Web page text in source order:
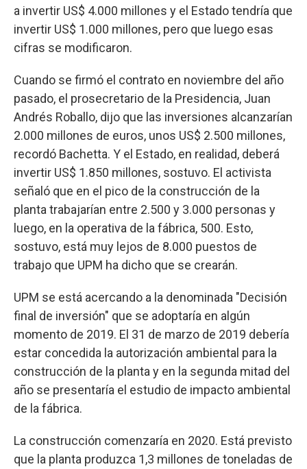
a invertir US$ 4.000 millones y el Estado tendría que
invertir US$ 1.000 millones, pero que luego esas
cifras se modificaron.
Cuando se firmó el contrato en noviembre del año
pasado, el prosecretario de la Presidencia, Juan
Andrés Roballo, dijo que las inversiones alcanzarían
2.000 millones de euros, unos US$ 2.500 millones,
recordó Bachetta. Y el Estado, en realidad, deberá
invertir US$ 1.850 millones, sostuvo. El activista
señaló que en el pico de la construcción de la
planta trabajarían entre 2.500 y 3.000 personas y
luego, en la operativa de la fábrica, 500. Esto,
sostuvo, está muy lejos de 8.000 puestos de
trabajo que UPM ha dicho que se crearán.
UPM se está acercando a la denominada "Decisión
final de inversión" que se adoptaría en algún
momento de 2019. El 31 de marzo de 2019 debería
estar concedida la autorización ambiental para la
construcción de la planta y en la segunda mitad del
año se presentaría el estudio de impacto ambiental
de la fábrica.
La construcción comenzaría en 2020. Está previsto
que la planta produzca 1,3 millones de toneladas de